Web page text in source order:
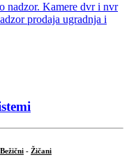
Bežični - Žičani